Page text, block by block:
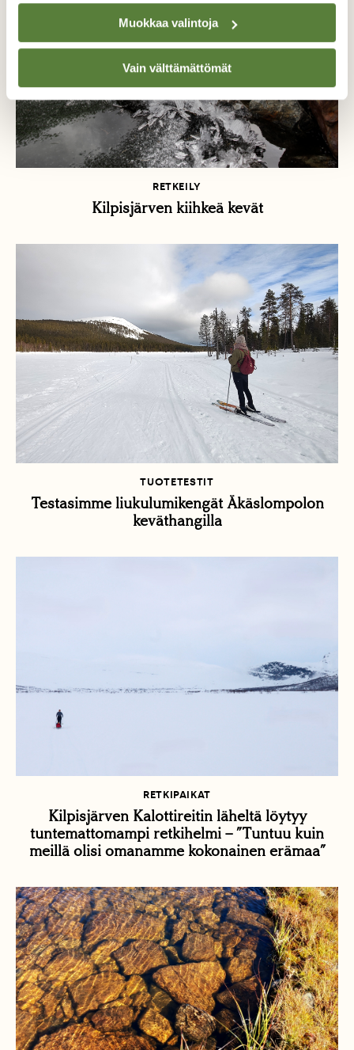
Muokkaa valintoja
Vain välttämättömät
RETKEILY
Kilpisjärven kiihkeä kevät
TUOTETESTIT
Testasimme liukulumikengät Äkäslompolon
keväthangilla
RETKIPAIKAT
Kilpisjärven Kalottireitin läheltä löytyy
tuntemattomampi retkihelmi – ”Tuntuu kuin
meillä olisi omanamme kokonainen erämaa”